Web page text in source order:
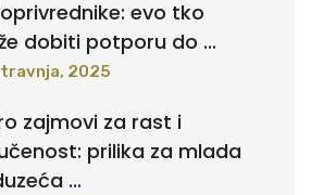
evo tko
dobiti potporu do ...
2025
zajmovi za rast i
prilika za mlada
...